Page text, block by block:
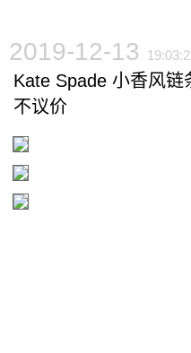
2019-12-13
Kate Spade 小香风
不议价